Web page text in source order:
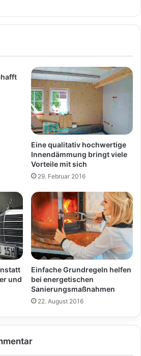
Eine qualitativ hochwertige
Innendämmung bringt viele
Vorteile mit sich
29. Februar 2016
und
Einfache Grundregeln helfen
bei energetischen
Sanierungsmaßnahmen
22. August 2016